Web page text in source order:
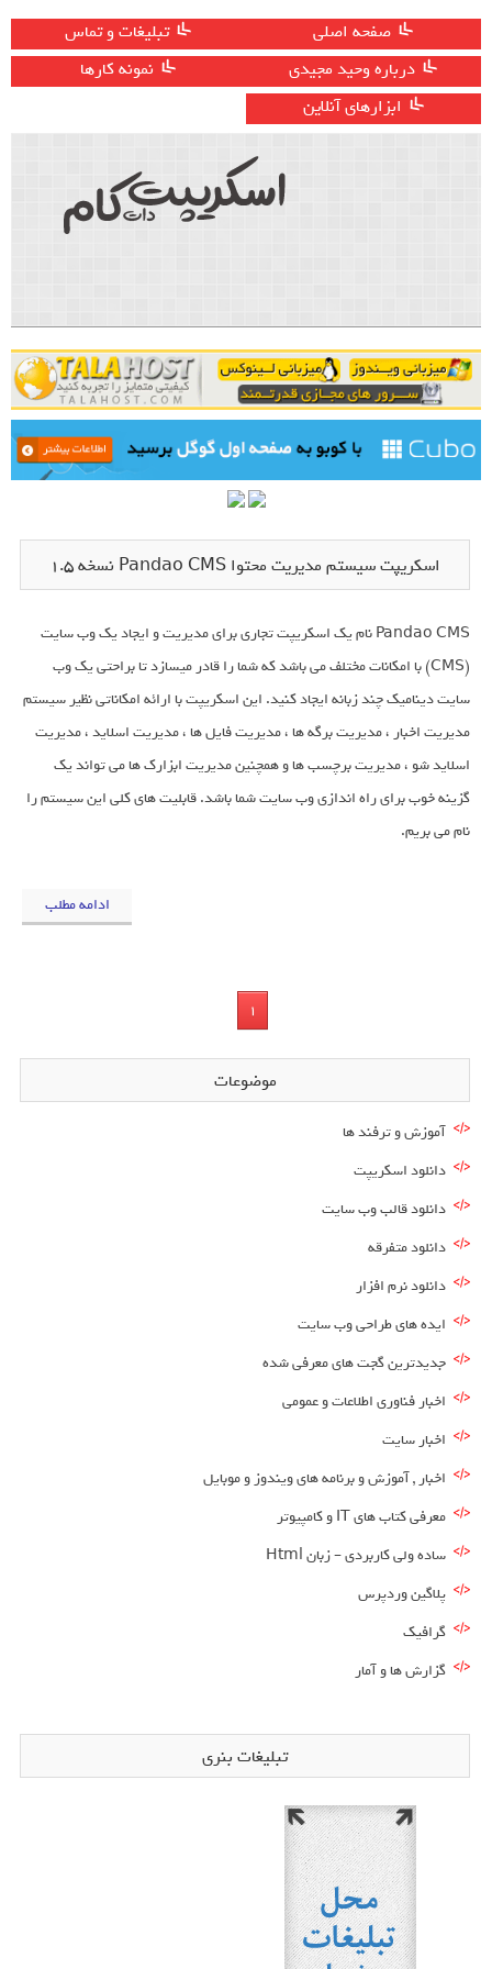
صفحه اصلی
تبلیغات و تماس
درباره وحید مجیدی
نمونه کارها
ابزارهای آنلاین
اسکریپت سیستم مدیریت محتوا Pandao CMS نسخه ۱.۵
Pandao CMS نام یک اسکریپت تجاری برای مدیریت و ایجاد یک وب سایت
(CMS) با امکانات مختلف می باشد که شما را قادر میسازد تا براحتی یک وب
سایت دینامیک چند زبانه ایجاد کنید. این اسکریپت با ارائه امکاناتی نظیر سیستم
مدیریت اخبار ، مدیریت برگه ها ، مدیریت فایل ها ، مدیریت اسلاید ، مدیریت
اسلاید شو ، مدیریت برچسب ها و همچنین مدیریت ابزارک ها می تواند یک
گزینه خوب برای راه اندازی وب سایت شما باشد. قابلیت های کلی این سیستم را
نام می بریم.
ادامه مطلب
1
موضوعات
آموزش و ترفند ها
دانلود اسکریپت
دانلود قالب وب سایت
دانلود متفرقه
دانلود نرم افزار
ایده های طراحی وب سایت
جدیدترین گجت های معرفی شده
اخبار فناوری اطلاعات و عمومی
اخبار سایت
اخبار , آموزش و برنامه های ویندوز و موبایل
معرفی کتاب های IT و کامپیوتر
ساده ولی کاربردی – زبان Html
پلاگین وردپرس
گرافیک
گزارش ها و آمار
تبلیغات بنری